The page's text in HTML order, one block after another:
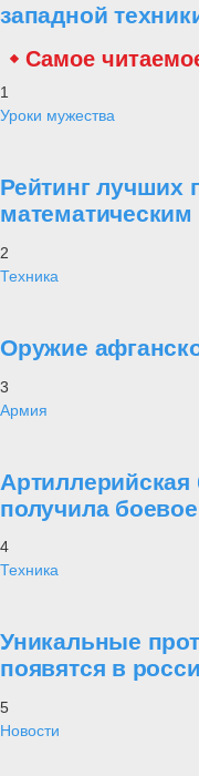
западной
Самое
1
Уроки мужества
Рейтинг лучших
математическим
2
Техника
Оружие
3
Армия
получила
4
Техника
Уникальные
появятся в
5
Новости